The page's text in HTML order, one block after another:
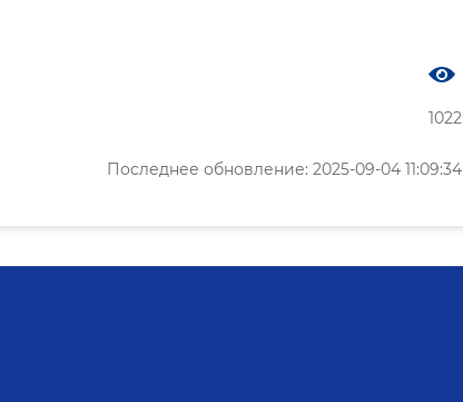
1022
Последнее обновление: 2025-09-04 11:09:34